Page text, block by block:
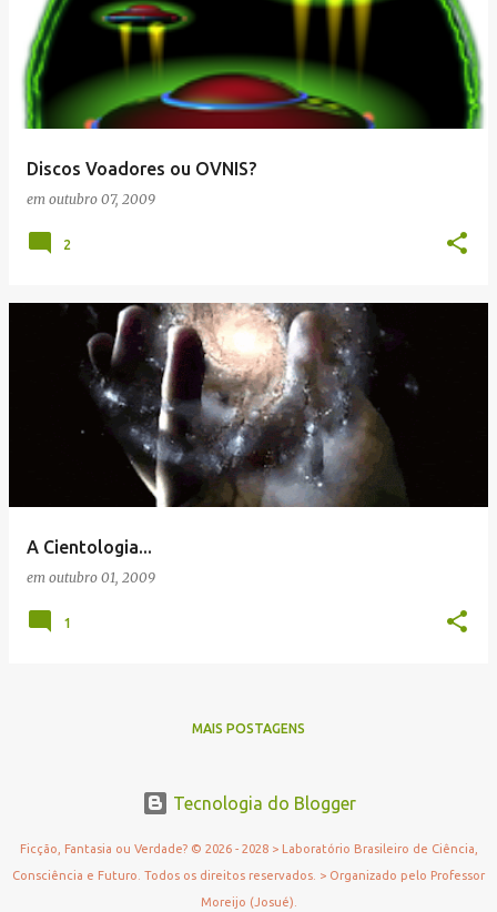
Discos Voadores ou OVNIS?
em outubro 07, 2009
2
A Cientologia...
em outubro 01, 2009
1
MAIS POSTAGENS
Tecnologia do Blogger
Ficção, Fantasia ou Verdade? © 2026 - 2028 > Laboratório Brasileiro de Ciência,
Consciência e Futuro. Todos os direitos reservados. > Organizado pelo Professor
Moreijo (Josué).